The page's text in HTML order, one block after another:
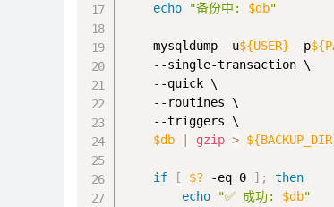
echo
"备份中: $db"
    mysqldump -u
${USER} -p
    --single-transaction \
    --quick \
    --routines \
    --triggers \
$db
gzip >
if [ $? -eq 0 ] ;
then
echo
"✅ 成功: $db"